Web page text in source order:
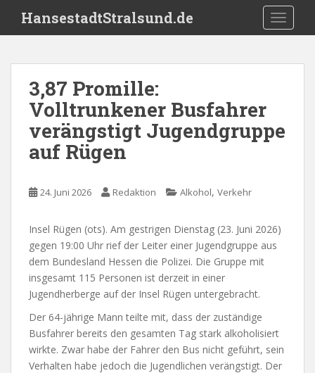
i
HansestadtStralsund.de
3,87 Promille:
Volltrunkener Busfahrer
verängstigt Jugendgruppe
auf Rügen
24. Juni 2026 Redaktion Alkohol, Verkehr
Insel Rügen (ots). Am gestrigen Dienstag (23. Juni 2026)
gegen 19:00 Uhr rief der Leiter einer Jugendgruppe aus
dem Bundesland Hessen die Polizei. Die Gruppe mit
insgesamt 115 Personen ist derzeit in einer
Jugendherberge auf der Insel Rügen untergebracht.
Der 64-jährige Mann teilte mit, dass der zuständige
Busfahrer bereits den gesamten Tag stark alkoholisiert
wirkte. Zwar habe der Fahrer den Bus nicht geführt, sein
Verhalten habe jedoch die Jugendlichen verängstigt. Der